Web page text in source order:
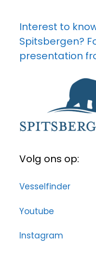
Interest to
Spitsbergen?
presentation
Volg ons op:
Vesselfinder
Youtube
Instagram